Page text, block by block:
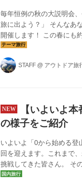
毎年恒例の秋の大説明会
旅に出よう？」 そんなあ
開催します！ この春にも
登山ツアーはもちろん、
ンナップをご紹介します
アップ！！ これまで多く
STAFF @ アウトドア旅
【いよいよ
の様子をご紹介
いよいよ「0から始める登
回を迎えます。これまで
挑戦してきた皆さん。 そ
んな山なんだろう？」 「